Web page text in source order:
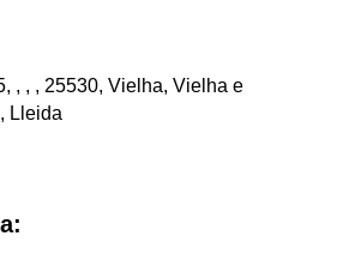
, , , 25530, Vielha, Vielha e
Lleida